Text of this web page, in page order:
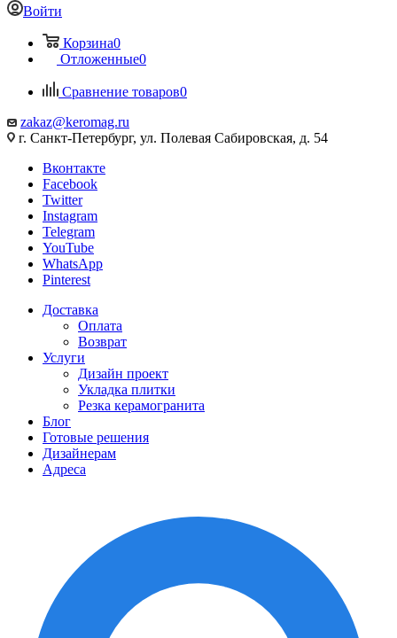
Войти
Корзина0
Отложенные0
Сравнение товаров0
zakaz@keromag.ru
г. Санкт-Петербург, ул. Полевая Сабировская, д. 54
Вконтакте
Facebook
Twitter
Instagram
Telegram
YouTube
WhatsApp
Pinterest
Доставка
Оплата
Возврат
Услуги
Дизайн проект
Укладка плитки
Резка керамогранита
Блог
Готовые решения
Дизайнерам
Адреса